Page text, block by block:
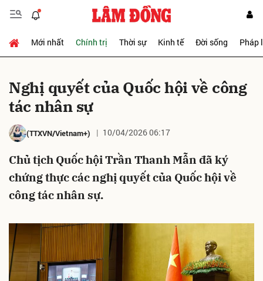
Mới nhất Chính trị Thời sự Kinh tế Đời sống Pháp
Nghị quyết của Quốc hội về công
tác nhân sự
(TTXVN/Vietnam+) 10/04/2026 06:17
Chủ tịch Quốc hội Trần Thanh Mẫn đã ký
chứng thực các nghị quyết của Quốc hội về
công tác nhân sự.
Gửi bình luận
Hủy Gửi